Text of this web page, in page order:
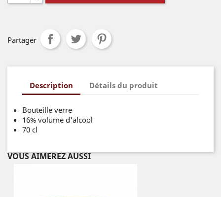
Partager
Description Détails du produit
Bouteille verre
16% volume d'alcool
70 cl
VOUS AIMEREZ AUSSI